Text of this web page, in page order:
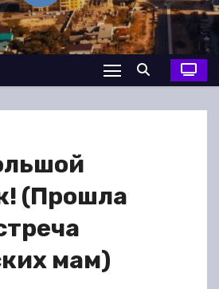
(Прошла
мам)